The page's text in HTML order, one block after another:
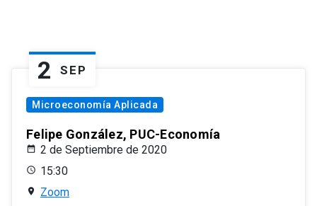
2 SEP
Microeconomía Aplicada
Felipe González, PUC-Economía
2 de Septiembre de 2020
15:30
Zoom